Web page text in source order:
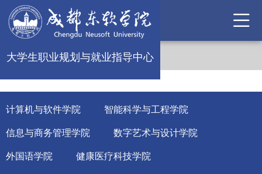
大学生职业规划与就业指导中心
计算机与软件学院 智能科学与工程学院
信息与商务管理学院 数字艺术与设计学院
外国语学院 健康医疗科技学院